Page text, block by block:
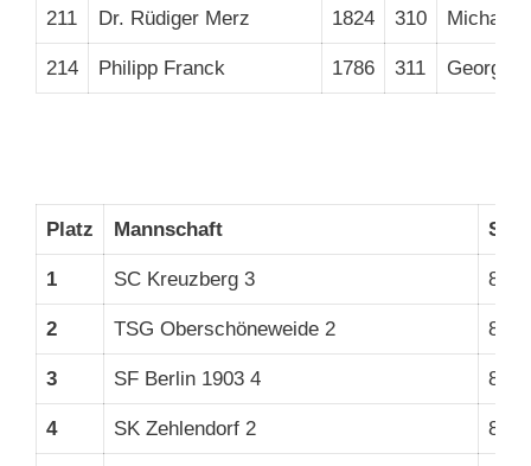
211 Dr. Rüdiger Merz 1824 310 Michael
214 Philipp Franck 1786 311 Georg
Platz Mannschaft
1 SC Kreuzberg 3 8
2 TSG Oberschöneweide 2 8
3 SF Berlin 1903 4 8
4 SK Zehlendorf 2 8